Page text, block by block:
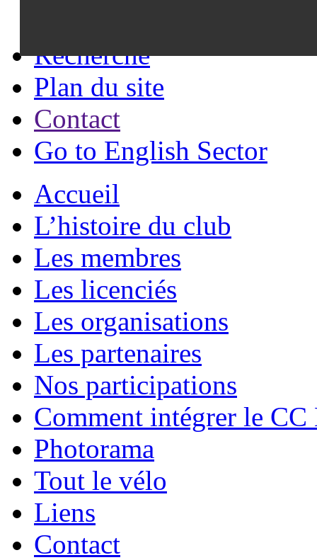
Recherche
Plan du site
Contact
Go to English Sector
Accueil
L’histoire du club
Les membres
Les licenciés
Les organisations
Les partenaires
Nos participations
Comment intégrer le
Photorama
Tout le vélo
Liens
Contact